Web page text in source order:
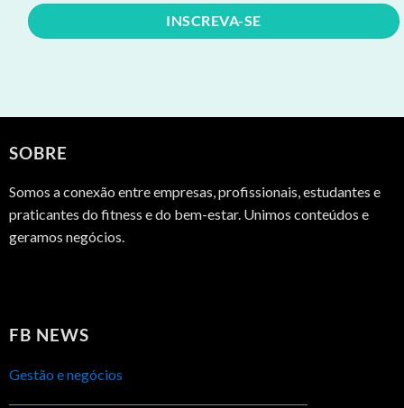
SOBRE
Somos a conexão entre empresas, profissionais, estudantes e
praticantes do fitness e do bem-estar. Unimos conteúdos e
geramos negócios.
FB NEWS
Gestão e negócios